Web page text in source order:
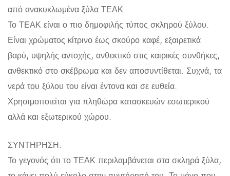
από ανακυκλωμένα ξύλα ΤΕΑΚ.
Το ΤΕΑΚ είναι ο πιο δημοφιλής τύπος σκληρού ξύλου.
Είναι χρώματος κίτρινο έως σκούρο καφέ, εξαιρετικά
βαρύ, υψηλής αντοχής, ανθεκτικό στις καιρικές συνθήκες,
ανθεκτικό στο σκέβρωμα και δεν αποσυντίθεται. Συχνά, τα
νερά του ξύλου του είναι έντονα και σε ευθεία.
Χρησιμοποιείται για πληθώρα κατασκευών εσωτερικού
αλλά και εξωτερικού χώρου.
ΣΥΝΤΗΡΗΣΗ:
Το γεγονός ότι το ΤΕΑΚ περιλαμβάνεται στα σκληρά ξύλα,